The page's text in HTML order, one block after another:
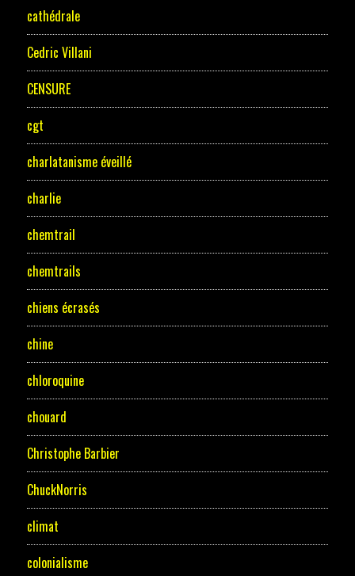
cathédrale
Cedric Villani
CENSURE
cgt
charlatanisme éveillé
charlie
chemtrail
chemtrails
chiens écrasés
chine
chloroquine
chouard
Christophe Barbier
ChuckNorris
climat
colonialisme